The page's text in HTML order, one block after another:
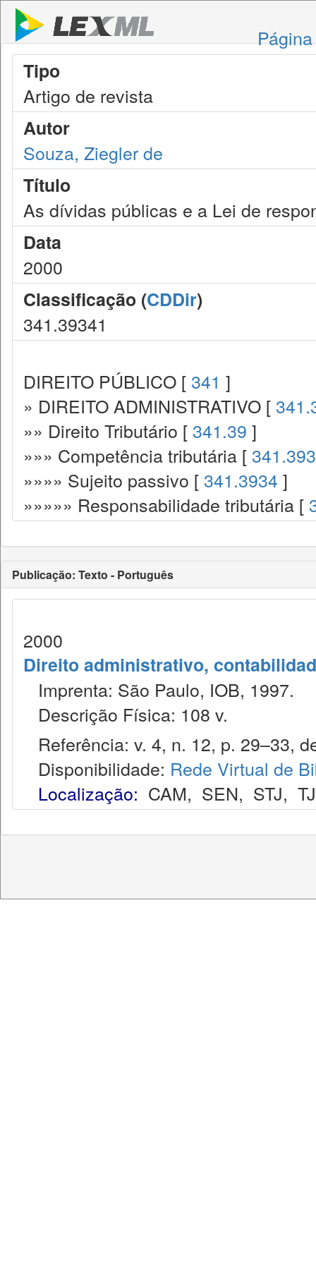
Tipo
Artigo de revista
Autor
Souza, Ziegler de
Título
As dívidas públicas e a Lei de
Data
2000
Classificação (CDDir)
341.39341
DIREITO PÚBLICO [ 341 ]
» DIREITO ADMINISTRATIVO [
»» Direito Tributário [ 341.39 ]
»»» Competência tributária [ 341.393
»»»» Sujeito passivo [ 341.3934 ]
»»»»» Responsabilidade tributária [
Publicação: Texto - Português
2000
Direito administrativo,
Imprenta: São Paulo, IOB, 1997.
Descrição Física: 108 v.
Referência: v. 4, n. 12, p. 29–33,
Disponibilidade: Rede Virtual de
Localização: CAM, SEN, STJ,